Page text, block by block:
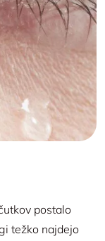
postalo
težko najdejo